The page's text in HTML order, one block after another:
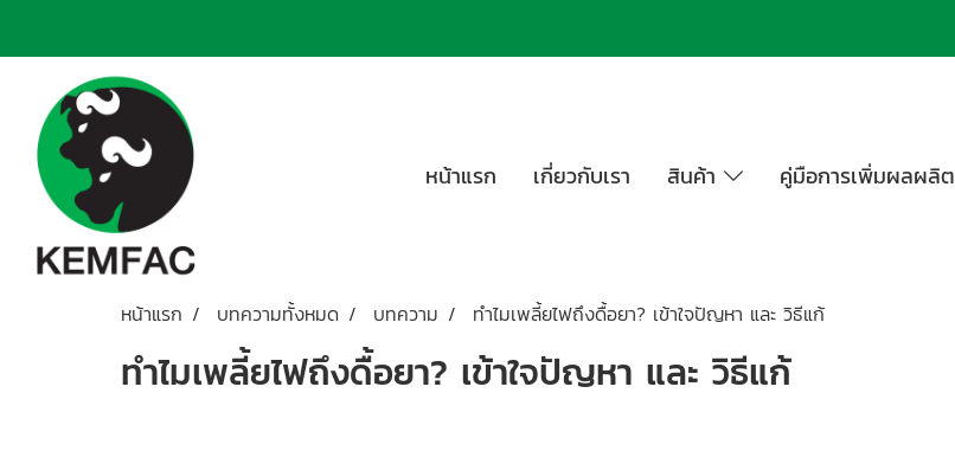
หน้าแรก เกี่ยวกับเรา สินค้า คู่มือการเพิ่มผลผลิต
หน้าแรก บทความทั้งหมด บทความ ทำไมเพลี้ยไฟถึงดื้อยา? เข้าใจปัญหา และ วิธีแก้
ทำไมเพลี้ยไฟถึงดื้อยา? เข้าใจปัญหา และ วิธีแก้